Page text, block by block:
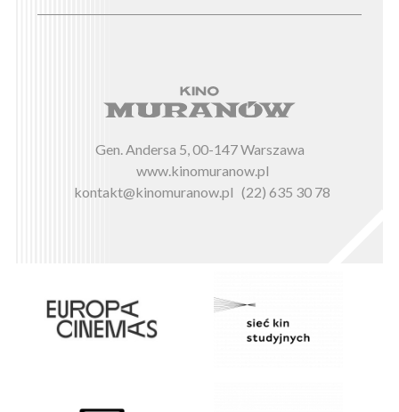
Gen. Andersa 5, 00-147 Warszawa
www.kinomuranow.pl
kontakt@kinomuranow.pl (22) 635 30 78